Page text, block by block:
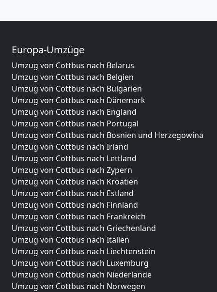
Europa-Umzüge
Umzug von Cottbus nach Belarus
Umzug von Cottbus nach Belgien
Umzug von Cottbus nach Bulgarien
Umzug von Cottbus nach Dänemark
Umzug von Cottbus nach England
Umzug von Cottbus nach Portugal
Umzug von Cottbus nach Bosnien und Herzegowina
Umzug von Cottbus nach Irland
Umzug von Cottbus nach Lettland
Umzug von Cottbus nach Zypern
Umzug von Cottbus nach Kroatien
Umzug von Cottbus nach Estland
Umzug von Cottbus nach Finnland
Umzug von Cottbus nach Frankreich
Umzug von Cottbus nach Griechenland
Umzug von Cottbus nach Italien
Umzug von Cottbus nach Liechtenstein
Umzug von Cottbus nach Luxemburg
Umzug von Cottbus nach Niederlande
Umzug von Cottbus nach Norwegen